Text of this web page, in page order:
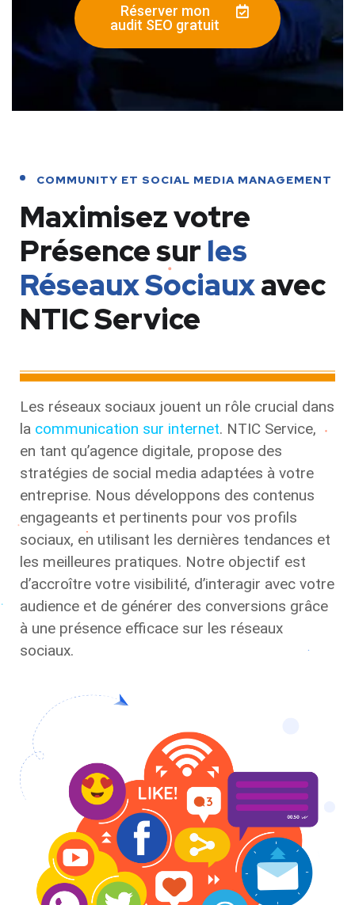
Réserver mon
audit SEO gratuit
COMMUNITY ET SOCIAL MEDIA MANAGEMENT
Maximisez votre
Présence sur les
Réseaux Sociauxavec
NTIC Service
Les réseaux sociaux jouent un rôle crucial dans
la communication sur internet. NTIC Service,
en tant qu’agence digitale, propose des
stratégies de social media adaptées à votre
entreprise. Nous développons des contenus
engageants et pertinents pour vos profils
sociaux, en utilisant les dernières tendances et
les meilleures pratiques. Notre objectif est
d’accroître votre visibilité, d’interagir avec votre
audience et de générer des conversions grâce
à une présence efficace sur les réseaux
sociaux.